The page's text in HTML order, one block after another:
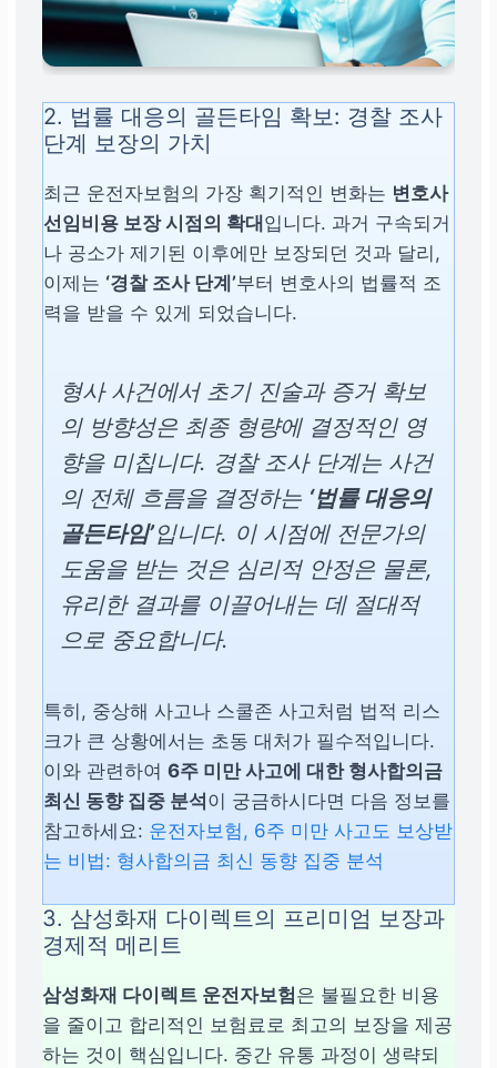
2. 법률 대응의 골든타임 확보: 경찰 조사
단계 보장의 가치
최근 운전자보험의 가장 획기적인 변화는 변호사
선임비용 보장 시점의 확대 입니다. 과거 구속되거
나 공소가 제기된 이후에만 보장되던 것과 달리,
이제는 ‘경찰 조사 단계’부터 변호사의 법률적 조
력을 받을 수 있게 되었습니다.
형사 사건에서 초기 진술과 증거 확보
의 방향성은 최종 형량에 결정적인 영
향을 미칩니다. 경찰 조사 단계는 사건
의 전체 흐름을 결정하는 ‘법률 대응의
골든타임’입니다. 이 시점에 전문가의
도움을 받는 것은 심리적 안정은 물론,
유리한 결과를 이끌어내는 데 절대적
으로 중요합니다.
특히, 중상해 사고나 스쿨존 사고처럼 법적 리스
크가 큰 상황에서는 초동 대처가 필수적입니다.
이와 관련하여6주 미만 사고에 대한 형사합의금
최신 동향 집중 분석이 궁금하시다면 다음 정보를
참고하세요: 운전자보험, 6주 미만 사고도 보상받
는 비법: 형사합의금 최신 동향 집중 분석
3. 삼성화재 다이렉트의 프리미엄 보장과
경제적 메리트
삼성화재 다이렉트 운전자보험은 불필요한 비용
을 줄이고 합리적인 보험료로 최고의 보장을 제공
하는 것이 핵심입니다. 중간 유통 과정이 생략되